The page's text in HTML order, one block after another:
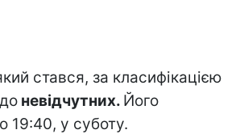
стався, за класифікацією
невідчутних. Його
19:40, у суботу.